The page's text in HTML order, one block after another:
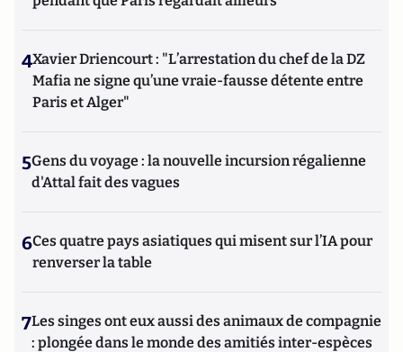
4Xavier Driencourt : "L’arrestation du chef de la DZ
Mafia ne signe qu’une vraie-fausse détente entre
Paris et Alger"
5Gens du voyage : la nouvelle incursion régalienne
d'Attal fait des vagues
6Ces quatre pays asiatiques qui misent sur l’IA pour
renverser la table
7Les singes ont eux aussi des animaux de compagnie
: plongée dans le monde des amitiés inter-espèces